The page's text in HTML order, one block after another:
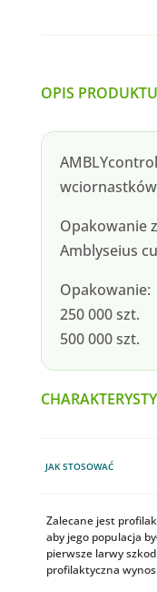
OPIS PRODUKTU
wciornastków
Opakowanie
Amblyseius
Opakowanie:
250 000 szt.
500 000 szt.
JAK STOSOWAĆ
Zalecane jest
aby jego populacja
pierwsze larwy
profilaktyczna